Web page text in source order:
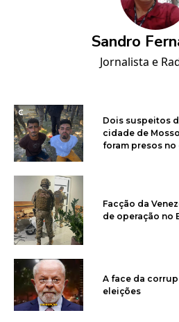
Sandro
Jornalista e
Dois suspeitos
cidade de
foram presos no
Facção da
de operação no
A face da
eleições